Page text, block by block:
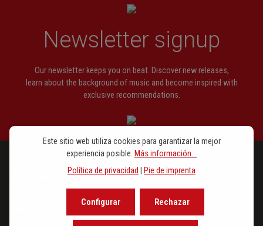
Newsletter signup
Our newsletter keeps you on beat. Discover new releases,
learn about the background of music and become inspired with
exclusive recommendations.
Este sitio web utiliza cookies para garantizar la mejor
experiencia posible. Más información...
Política de privacidad | Pie de imprenta
Rechazar
Configurar